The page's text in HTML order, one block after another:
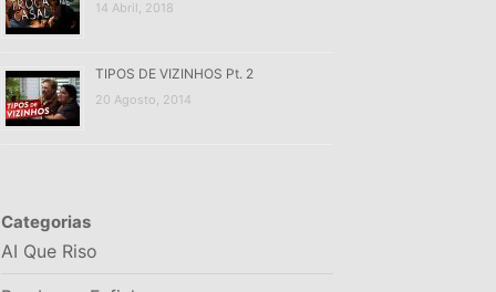
14 Abril, 2018
TIPOS DE VIZINHOS Pt. 2
20 Agosto, 2014
Categorias
AI Que Riso